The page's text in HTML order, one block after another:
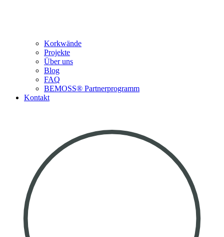
Korkwände
Projekte
Über uns
Blog
FAQ
BEMOSS® Partnerprogramm​
Kontakt